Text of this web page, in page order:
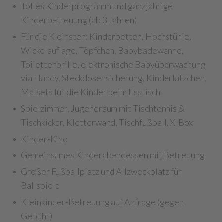
Tolles Kinderprogramm und ganzjährige
Kinderbetreuung (ab 3 Jahren)
Für die Kleinsten: Kinderbetten, Hochstühle,
Wickelauflage, Töpfchen, Babybadewanne,
Toilettenbrille, elektronische Babyüberwachung
via Handy, Steckdosensicherung, Kinderlätzchen,
Malsets für die Kinder beim Esstisch
Spielzimmer, Jugendraum mit Tischtennis &
Tischkicker, Kletterwand, Tischfußball, X-Box
Kinder-Kino
Gemeinsames Kinderabendessen mit Betreuung
Großer Fußballplatz und Allzweckplatz für
Ballspiele
Kleinkinder-Betreuung auf Anfrage (gegen
Gebühr)